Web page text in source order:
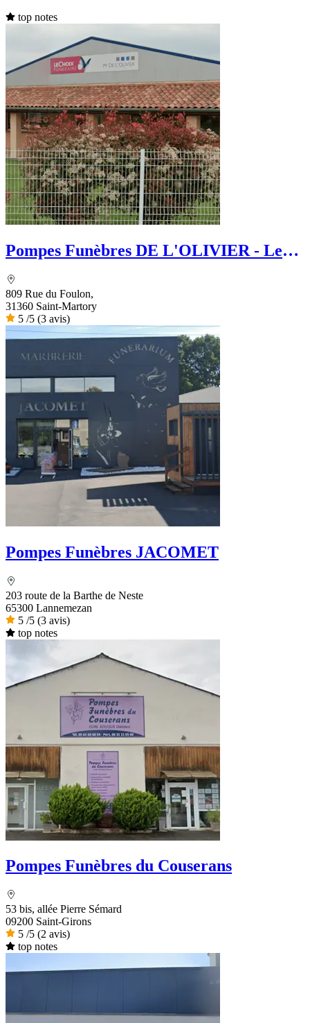
top notes
Pompes Funèbres DE L'OLIVIER - Le
809 Rue du Foulon,
31360 Saint-Martory
5 /5 (3 avis)
Pompes Funèbres JACOMET
203 route de la Barthe de Neste
65300 Lannemezan
5 /5 (3 avis)
top notes
Pompes Funèbres du Couserans
53 bis, allée Pierre Sémard
09200 Saint-Girons
5 /5 (2 avis)
top notes